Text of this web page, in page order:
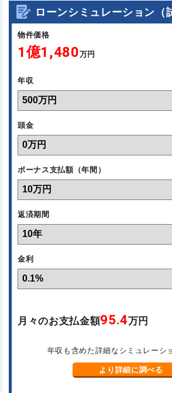
ローンシミュレーション（
物件価格
1億1,480万円
年収
頭金
ボーナス支払額（年間）
返済期間
金利
月々のお支払金額95.4万円
年収も含めた詳細なシミュレーシ
より詳細に調べる